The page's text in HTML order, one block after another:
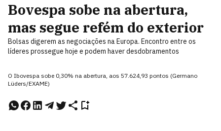
Bovespa sobe na abertura,
mas segue refém do exterior
Bolsas digerem as negociações na Europa. Encontro entre os
líderes prossegue hoje e podem haver desdobramentos
O Ibovespa sobe 0,30% na abertura, aos 57.624,93 pontos (Germano
Lüders/EXAME)